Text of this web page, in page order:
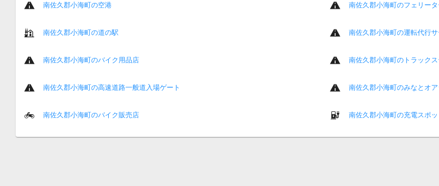
南佐久郡小海町の空港 南佐久郡小海町のフェリー
南佐久郡小海町の道の駅 南佐久郡小海町の運転代行サ
南佐久郡小海町のバイク用品店 南佐久郡小海町のトラック
南佐久郡小海町の高速道路一般道入場ゲート 南佐久郡小海町のみなとオア
南佐久郡小海町のバイク販売店 南佐久郡小海町の充電スポッ